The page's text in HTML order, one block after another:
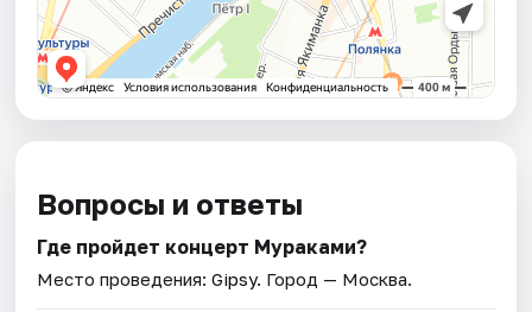
Вопросы и ответы
Где пройдет концерт Мураками?
Место проведения:Gipsy. Город — Москва.